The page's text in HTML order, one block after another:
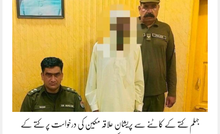
جہلم کتے کے کاٹنے سے پریشان علاقہ مکین کی درخواست پر کتے کے